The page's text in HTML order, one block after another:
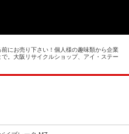
前にお売り下さい！個人様の趣味類から企業
。大阪リサイクルショップ、アイ・ステー
張買取